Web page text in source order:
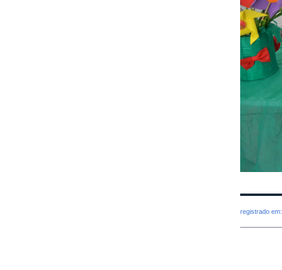
registrado em: